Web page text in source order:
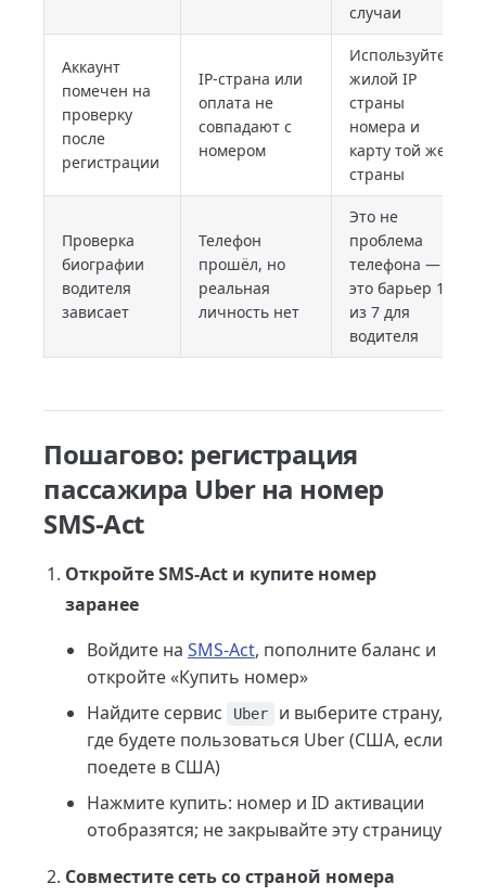
случаи
Аккаунт
помечен на
проверку
после
регистрации
IP-страна или
оплата не
совпадают с
номером
Используйте
жилой IP
страны
номера и
карту той же
страны
Проверка
биографии
водителя
зависает
Телефон
прошёл, но
реальная
личность нет
Это не
проблема
телефона —
это барьер 1
из 7 для
водителя
Пошагово: регистрация
пассажира Uber на номер
SMS-Act
Откройте SMS-Act и купите номер
заранее
Войдите на SMS-Act, пополните баланс и
откройте «Купить номер»
Найдите сервис
Uber
и выберите страну,
где будете пользоваться Uber (США, если
поедете в США)
Нажмите купить: номер и ID активации
отобразятся; не закрывайте эту страницу
Совместите сеть со страной номера